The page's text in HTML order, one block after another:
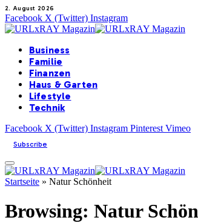
2. August 2026
Facebook X (Twitter) Instagram
Business
Familie
Finanzen
Haus & Garten
Lifestyle
Technik
Facebook X (Twitter) Instagram Pinterest Vimeo
Subscribe
Startseite » Natur Schönheit
Browsing: Natur